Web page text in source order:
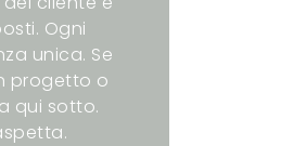
Ogni
unica. Se
progetto o
qui sotto.